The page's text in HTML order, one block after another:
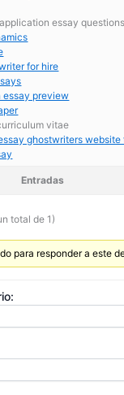
essay questions
for hire
essay preview
vitae
ghostwriters website
Entradas
total de 1)
para responder a este